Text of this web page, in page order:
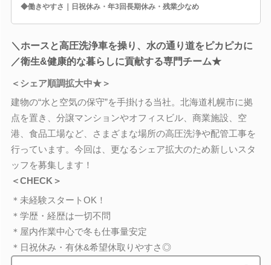
◆働きやすさ｜日祝休み・年3回長期休み・残業少なめ
＼ホースと高圧洗浄車を操り、水の通り道をピカピカに
／衛生&健康的な暮らしに貢献する専門チーム★
＜シェア順調拡大中★＞
建物の“水と空気の保守”を手掛ける当社。北海道札幌市に拠
点を置き、分譲マンションやオフィスビル、商業施設、空
港、食品工場など、さまざまな場所の高圧洗浄や配管工事を
行っています。今回は、更なるシェア拡大のため新しいスタ
ッフを募集します！
＜CHECK＞
＊未経験スタートOK！
＊学歴・経歴は一切不問
＊屋内作業中心で冬も仕事量安定
＊日祝休み・有休&希望休取りやすさ◎